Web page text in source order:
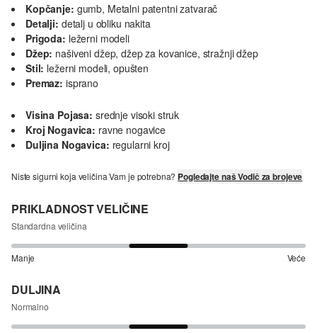
Kopčanje: gumb, Metalni patentni zatvarač
Detalji: detalj u obliku nakita
Prigoda: ležerni modeli
Džep: našiveni džep, džep za kovanice, stražnji džep
Stil: ležerni modeli, opušten
Premaz: isprano
Visina Pojasa: srednje visoki struk
Kroj Nogavica: ravne nogavice
Duljina Nogavica: regularni kroj
Niste sigurni koja veličina Vam je potrebna? Pogledajte naš Vodič za brojeve
PRIKLADNOST VELIČINE
Standardna veličina
Manje Veće
DULJINA
Normalno